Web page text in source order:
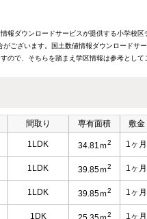
報ダウンロードサービスが提供する小学校
ございます。国土数値情報ダウンロードサ
ので、そちらを踏まえ学区情報は参考として
間取り 専有面積 敷金
1LDK 34.81ｍ2 1ヶ月
1LDK 39.85ｍ2 1ヶ月
1LDK 39.85ｍ2 1ヶ月
1DK 2 1ヶ月